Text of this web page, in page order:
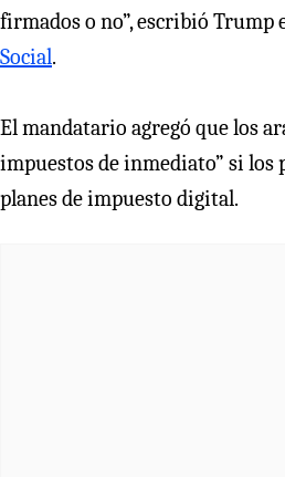
firmados o no”, escribió Trump
Social.
El mandatario agregó que los
impuestos de inmediato” si los
planes de impuesto digital.